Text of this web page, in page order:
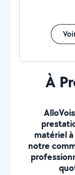
réparation
À
matériel
notre